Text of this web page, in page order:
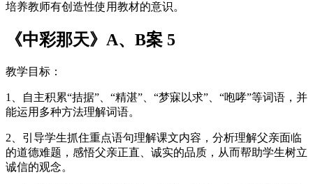
培养教师有创造性使用教材的意识。
《中彩那天》A、B案 5
教学目标：
1、自主积累“拮据”、“精湛”、“梦寐以求”、“咆哮”等词语，并
能运用多种方法理解词语。
2、引导学生抓住重点语句理解课文内容，分析理解父亲面临
的道德难题，感悟父亲正直、诚实的品质，从而帮助学生树立
诚信的观念。